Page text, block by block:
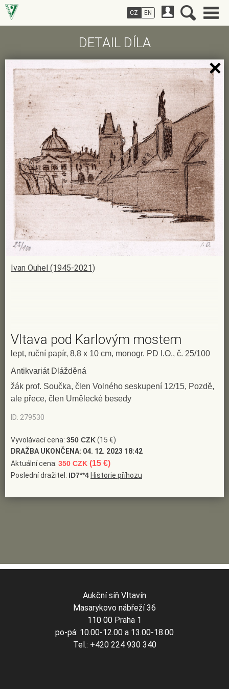
DETAIL DÍLA
Ivan Ouhel (1945-2021)
Vltava pod Karlovým mostem
lept, ruční papír, 8,8 x 10 cm, monogr. PD I.O., č. 25/100
Antikvariát Dlážděná
žák prof. Součka, člen Volného seskupení 12/15, Pozdě,
ale přece, člen Umělecké besedy
ID: 279530
Vyvolávací cena: 350 CZK(15 €)
DRAŽBA UKONČENA: 04. 12. 2023 18:42
Aktuální cena: 350 CZK (15 €)
Poslední dražitel: ID7**4 Historie příhozu
CZ EN
Aukční síň Vltavín
Masarykovo nábřeží 36
110 00 Praha 1
po-pá: 10.00-12.00 a 13.00-18.00
Tel.: +420 224 930 340